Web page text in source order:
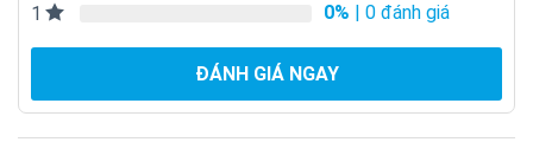
1
0% | 0 đánh giá
ĐÁNH GIÁ NGAY